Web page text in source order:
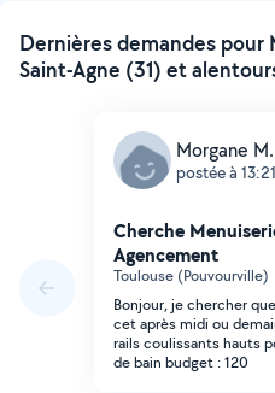
Dernières demandes pour
Saint-Agne (31) et
Morgane M.
postée à 13:21
Cherche
Agencement
Toulouse (Pouvourville)
Bonjour, je chercher
cet après midi ou
rails coulissants hauts
de bain budget : 120